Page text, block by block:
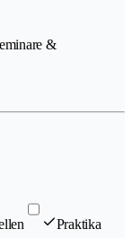
&
Praktika